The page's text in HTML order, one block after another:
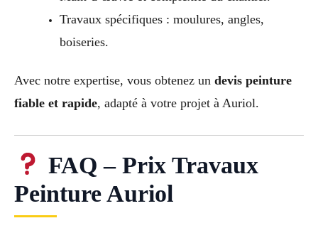
Travaux spécifiques : moulures, angles,
boiseries.
Avec notre expertise, vous obtenez un devis peinture
fiable et rapide, adapté à votre projet à Auriol.
FAQ – Prix Travaux
Peinture Auriol